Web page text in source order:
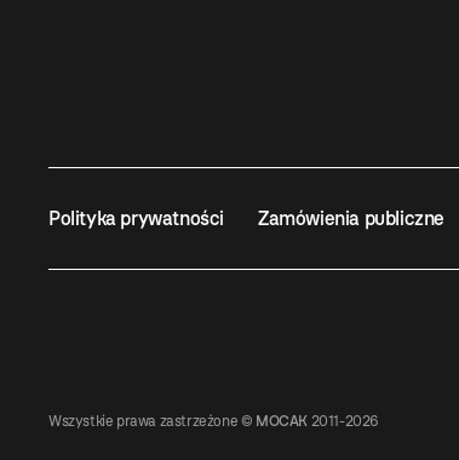
Polityka prywatności Zamówienia publiczne
Wszystkie prawa zastrzeżone © MOCAK 2011-2026